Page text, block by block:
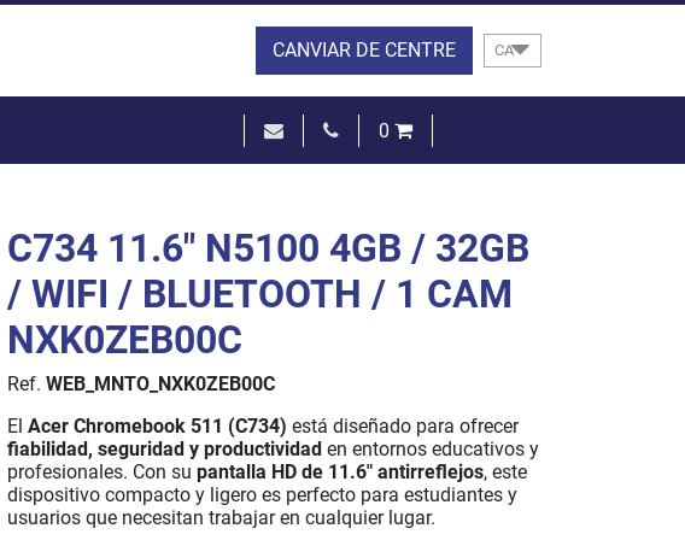
CANVIAR DE CENTRE CA
0
C734 11.6" N5100 4GB / 32GB
/ WIFI / BLUETOOTH / 1 CAM
NXK0ZEB00C
Ref. WEB_MNTO_NXK0ZEB00C
El Acer Chromebook 511 (C734) está diseñado para ofrecer
fiabilidad, seguridad y productividad en entornos educativos y
profesionales. Con su pantalla HD de 11.6" antirreflejos, este
dispositivo compacto y ligero es perfecto para estudiantes y
usuarios que necesitan trabajar en cualquier lugar.